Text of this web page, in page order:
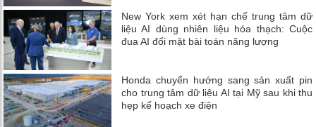
New York xem xét hạn chế trung tâm dữ
liệu AI dùng nhiên liệu hóa thạch: Cuộc
đua AI đối mặt bài toán năng lượng
Honda chuyển hướng sang sản xuất pin
cho trung tâm dữ liệu AI tại Mỹ sau khi thu
hẹp kế hoạch xe điện